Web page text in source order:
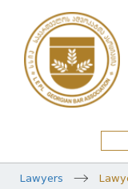
Lawyers